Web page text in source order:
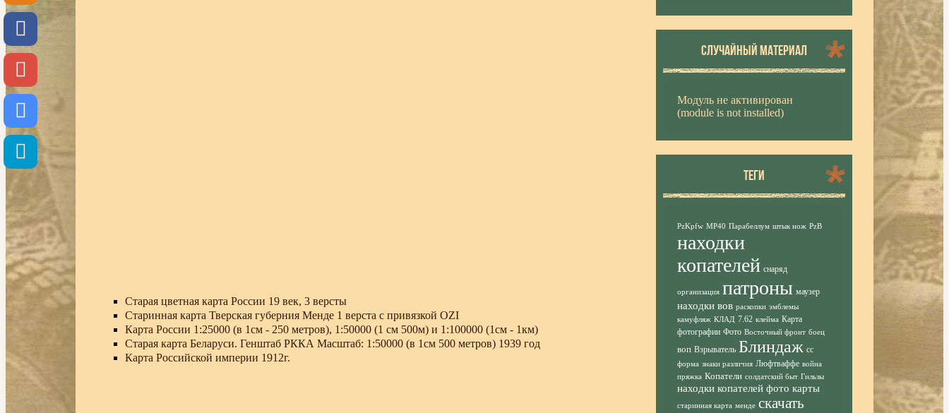
Старая цветная карта России 19 век, 3 версты
Старинная карта Тверская губерния Менде 1 верста с привязкой OZI
Карта России 1:25000 (в 1см - 250 метров), 1:50000 (1 см 500м) и 1:100000 (1см - 1км)
Старая карта Беларуси. Генштаб РККА Масштаб: 1:50000 (в 1см 500 метров) 1939 год
Карта Российской империи 1912г.
СЛУЧАЙНЫЙ МАТЕРИАЛ
Модуль не активирован
(module is not installed)
ТЕГИ
PzKpfw MP40 Парабеллум штык нож PzB
находки
копателей снаряд
организация патроны маузер
находки вов раскопки эмблемы
камуфляж КЛАД 7.62 клейма Карта
фотографии Фото Восточный фронт боец
воп Взрыватель Блиндаж сс
форма знаки различия Люфтваффе война
пряжка Копатели солдатский быт Гильзы
находки копателей фото карты
старинная карта менде скачать